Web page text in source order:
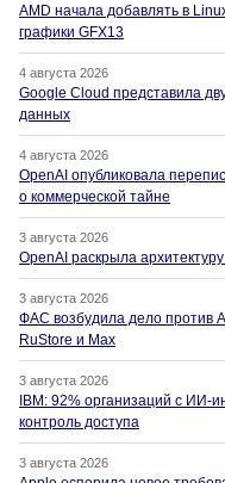
AMD начала добавлять в
графики GFX13
4 августа 2026
Google Cloud представила
данных
4 августа 2026
OpenAI опубликовала
о коммерческой тайне
3 августа 2026
OpenAI раскрыла
3 августа 2026
ФАС возбудила дело против
RuStore и Max
3 августа 2026
IBM: 92% организаций с
контроль доступа
3 августа 2026